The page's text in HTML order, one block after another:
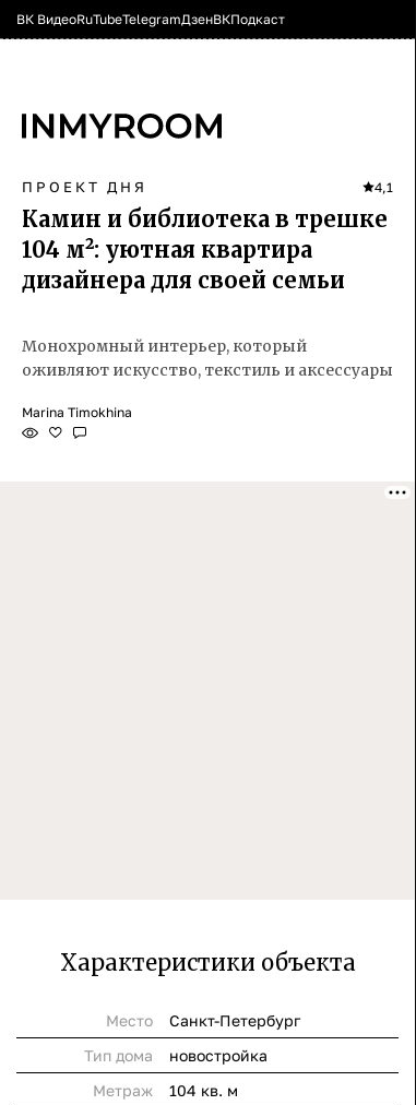
ВК ВидеоRuTubeTelegramДзенВКПодкаст
ПРОЕКТ ДНЯ 4,1
Камин и библиотека в трешке
104 м²: уютная квартира
дизайнера для своей семьи
Монохромный интерьер, который
оживляют искусство, текстиль и аксессуары
Marina Timokhina
Характеристики объекта
Место
Санкт-Петербург
Тип дома
новостройка
Метраж
104 кв. м